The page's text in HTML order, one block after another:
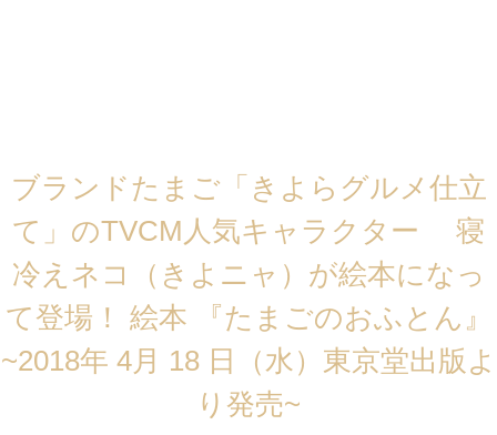
ブランドたまご「きよらグルメ仕立
て」のTVCM人気キャラクター 寝
冷えネコ（きよニャ）が絵本になっ
て登場！ 絵本 『たまごのおふとん』
~2018年 4月 18 日（水）東京堂出版よ
り発売~